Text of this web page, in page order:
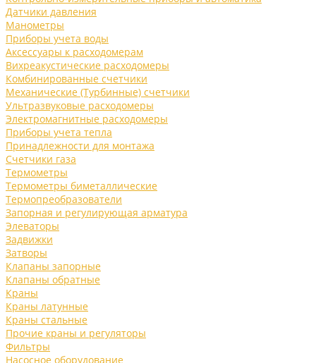
Датчики давления
Манометры
Приборы учета воды
Аксессуары к расходомерам
Вихреакустические расходомеры
Комбинированные счетчики
Механические (Турбинные) счетчики
Ультразвуковые расходомеры
Электромагнитные расходомеры
Приборы учета тепла
Принадлежности для монтажа
Счетчики газа
Термометры
Термометры биметаллические
Термопреобразователи
Запорная и регулирующая арматура
Элеваторы
Задвижки
Затворы
Клапаны запорные
Клапаны обратные
Краны
Краны латунные
Краны стальные
Прочие краны и регуляторы
Фильтры
Насосное оборудование